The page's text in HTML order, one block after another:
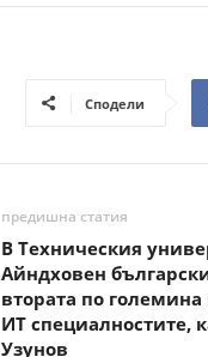
Сподели
предишна статия
В Техническия
Айндховен
втората по
ИТ специалностите,
Узунов